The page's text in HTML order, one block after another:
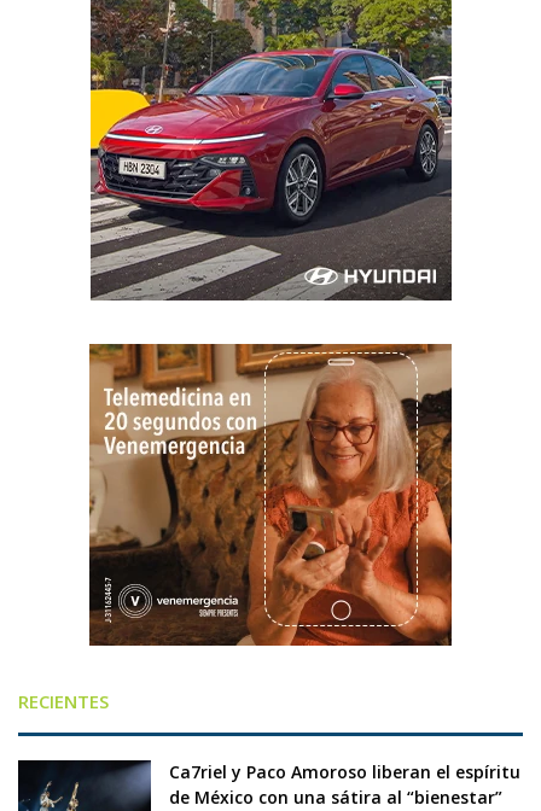
RECIENTES
Ca7riel y Paco Amoroso liberan el espíritu
de México con una sátira al “bienestar”